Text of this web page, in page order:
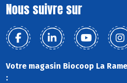
Nous suivre sur
Votre magasin Biocoop La
: